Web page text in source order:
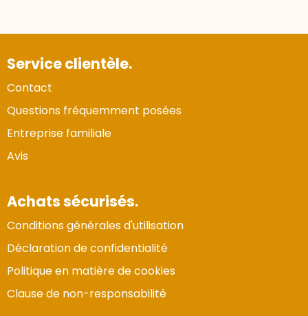
Service clientèle.
Contact
Questions fréquemment posées
Entreprise familiale
Avis
Achats sécurisés.
Conditions générales d'utilisation
Déclaration de confidentialité
Politique en matière de cookies
Clause de non-responsabilité